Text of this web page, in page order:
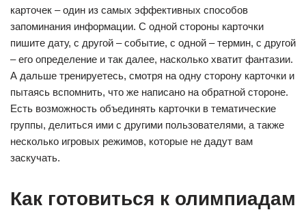
карточек – один из самых эффективных способов
запоминания информации. С одной стороны карточки
пишите дату, с другой – событие, с одной – термин, с другой
– его определение и так далее, насколько хватит фантазии.
А дальше тренируетесь, смотря на одну сторону карточки и
пытаясь вспомнить, что же написано на обратной стороне.
Есть возможность объединять карточки в тематические
группы, делиться ими с другими пользователями, а также
несколько игровых режимов, которые не дадут вам
заскучать.
Как готовиться к олимпиадам